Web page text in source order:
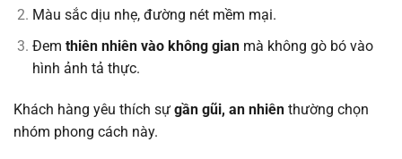
Màu sắc dịu nhẹ, đường nét mềm mại.
Đem thiên nhiên vào không gianmà không gò bó vào
hình ảnh tả thực.
Khách hàng yêu thích sự gần gũi, an nhiên thường chọn
nhóm phong cách này.